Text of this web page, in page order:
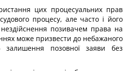
цих процесуальних прав
процесу, але часто і його
позивачем права на
може призвести до небажаного
залишення позовної заяви без